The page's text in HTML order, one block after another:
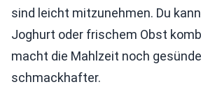
sind leicht mitzunehmen. Du
Joghurt oder frischem Obst
macht die Mahlzeit noch
schmackhafter.